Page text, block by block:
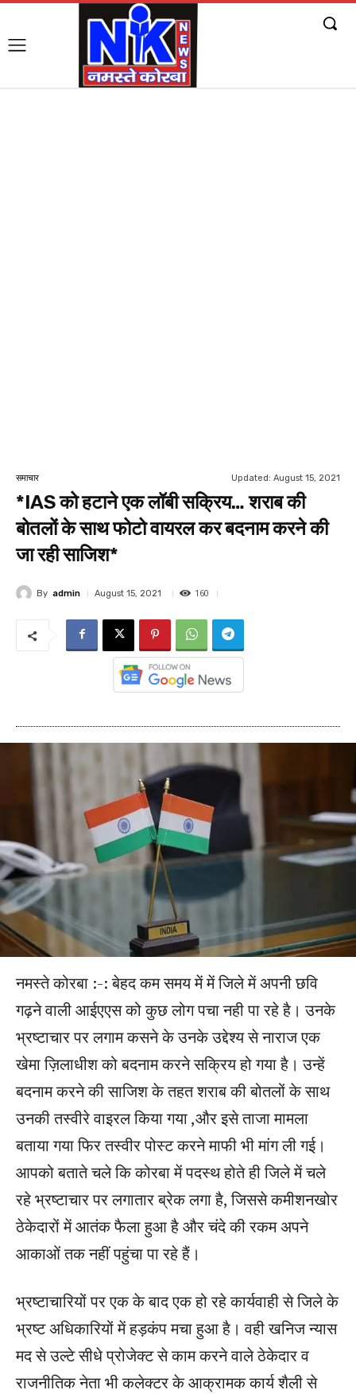
समाचार Updated: August 15, 2021
*IAS को हटाने एक लॉबी सक्रिय… शराब की
बोतलों के साथ फोटो वायरल कर बदनाम करने की
जा रही साजिश*
By admin August 15, 2021 160
नमस्ते कोरबा :-: बेहद कम समय में में जिले में अपनी छवि
गढ़ने वाली आईएएस को कुछ लोग पचा नही पा रहे है। उनके
भ्रष्टाचार पर लगाम कसने के उनके उद्देश्य से नाराज एक
खेमा ज़िलाधीश को बदनाम करने सक्रिय हो गया है। उन्हें
बदनाम करने की साजिश के तहत शराब की बोतलों के साथ
उनकी तस्वीरे वाइरल किया गया ,और इसे ताजा मामला
बताया गया फिर तस्वीर पोस्ट करने माफी भी मांग ली गई।
आपको बताते चले कि कोरबा में पदस्थ होते ही जिले में चले
रहे भ्रष्टाचार पर लगातार ब्रेक लगा है, जिससे कमीशनखोर
ठेकेदारों में आतंक फैला हुआ है और चंदे की रकम अपने
आकाओं तक नहीं पहुंचा पा रहे हैं।
भ्रष्टाचारियों पर एक के बाद एक हो रहे कार्यवाही से जिले के
भ्रष्ट अधिकारियों में हड़कंप मचा हुआ है। वही खनिज न्यास
मद से उल्टे सीधे प्रोजेक्ट से काम करने वाले ठेकेदार व
राजनीतिक नेता भी कलेक्टर के आक्रामक कार्य शैली से